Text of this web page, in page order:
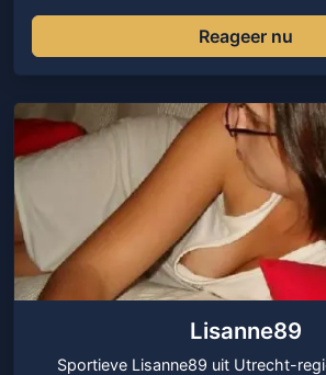
Reageer nu
Lisanne89
Sportieve Lisanne89 uit Utrecht-